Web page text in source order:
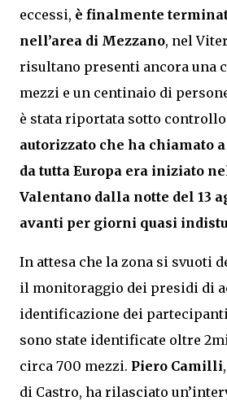
eccessi, è finalmente
nell’area di Mezzano, nel
risultano presenti ancora una
mezzi e un centinaio di
è stata riportata sotto
autorizzato che ha chiamato
da tutta Europa era iniziato
Valentano dalla notte del 13
avanti per giorni quasi
In attesa che la zona si svuoti
il monitoraggio dei presidi di
identificazione dei
sono state identificate oltre
circa 700 mezzi. Piero Camilli
di Castro, ha rilasciato